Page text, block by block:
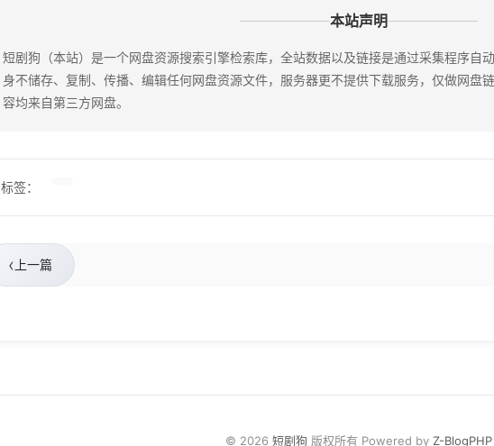
本站声明
短剧狗（本站）是一个网盘资源搜索引擎检索库，全站数据以及链接是通过采集程序自
身不储存、复制、传播、编辑任何网盘资源文件，服务器更不提供下载服务，仅做网盘
容均来自第三方网盘。
标签：
‹ 上一篇
© 2026 短剧狗 版权所有 Powered by Z-BlogPHP